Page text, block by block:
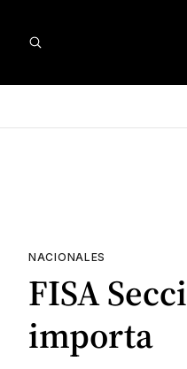
NACIONALES
FISA
importa